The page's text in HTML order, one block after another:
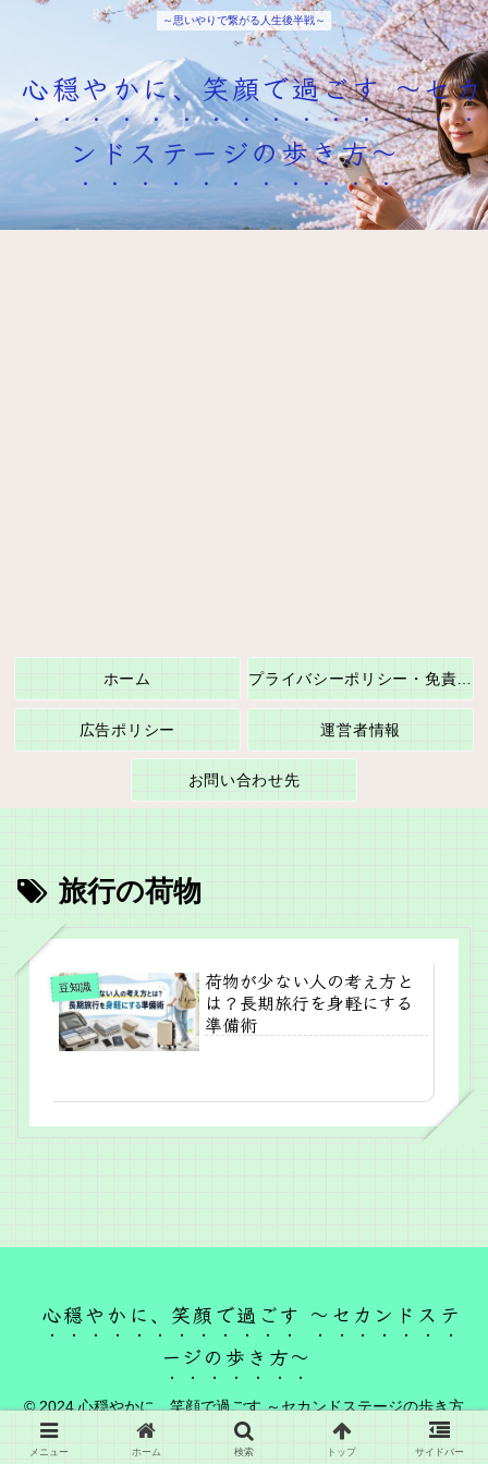
～思いやりで繋がる人生後半戦～
心穏やかに、笑顔で過ごす ～セカ
ンドステージの歩き方～
ホーム
広告ポリシー 運営者情報
お問い合わせ先
旅行の荷物
豆知識
荷物が少ない人の考え方と
は？長期旅行を身軽にする
準備術
心穏やかに、笑顔で過ごす ～セカンドステ
ージの歩き方～
© 2024 心穏やかに、笑顔で過ごす ～セカンドステージの歩き方
～.
メニュー ホーム 検索 トップ サイドバー